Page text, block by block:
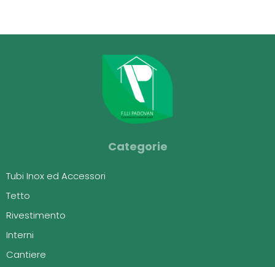
Categorie
Tubi Inox ed Accessori
Tetto
Rivestimento
Interni
Cantiere